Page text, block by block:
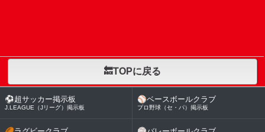
🔙TOPに戻る
⚽超サッカー掲示板
J.LEAGUE（Jリーグ）掲示板
⚾ベースボールクラブ
プロ野球（セ・パ）掲示板